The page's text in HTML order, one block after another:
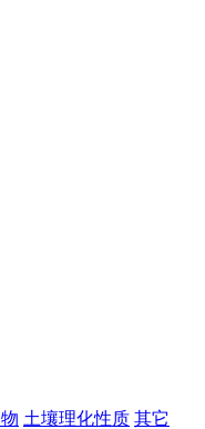
土壤理化性质 其它